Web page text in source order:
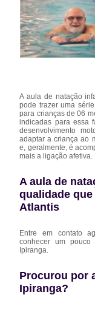
A aula de natação
pode trazer uma
para crianças de 06
indicadas para essa
desenvolvimento
adaptar a criança ao
e, geralmente, é
mais a ligação afetiva.
A aula de
qualidade
Atlantis
Entre em contato
conhecer um
Ipiranga.
Procurou por
Ipiranga?